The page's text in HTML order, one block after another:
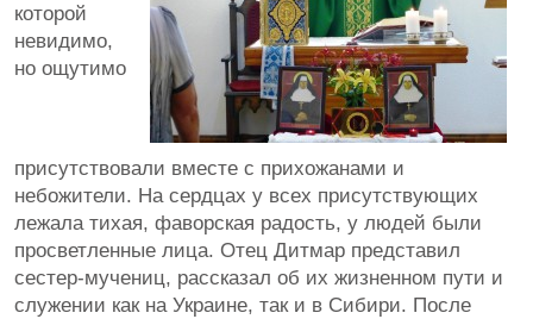
которой
невидимо,
но ощутимо
присутствовали вместе с прихожанами и
небожители. На сердцах у всех присутствующих
лежала тихая, фаворская радость, у людей были
просветленные лица. Отец Дитмар представил
сестер-мучениц, рассказал об их жизненном пути и
служении как на Украине, так и в Сибири. После